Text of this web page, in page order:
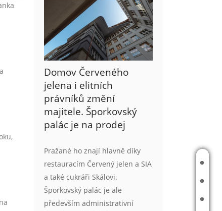
ÚVOD
Domov Červeného
jelena i elitních
právníků změní
majitele. Šporkovský
palác je na prodej
Pražané ho znají hlavně díky
restauracím Červený jelen a SIA
a také cukráři Skálovi.
Šporkovský palác je ale
především administrativní